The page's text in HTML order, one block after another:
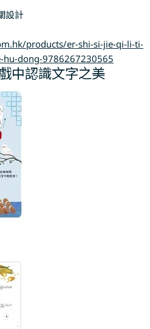
設計
products/er-shi-si-jie-qi-li-ti-
hu-dong-9786267230565
中認識文字之美